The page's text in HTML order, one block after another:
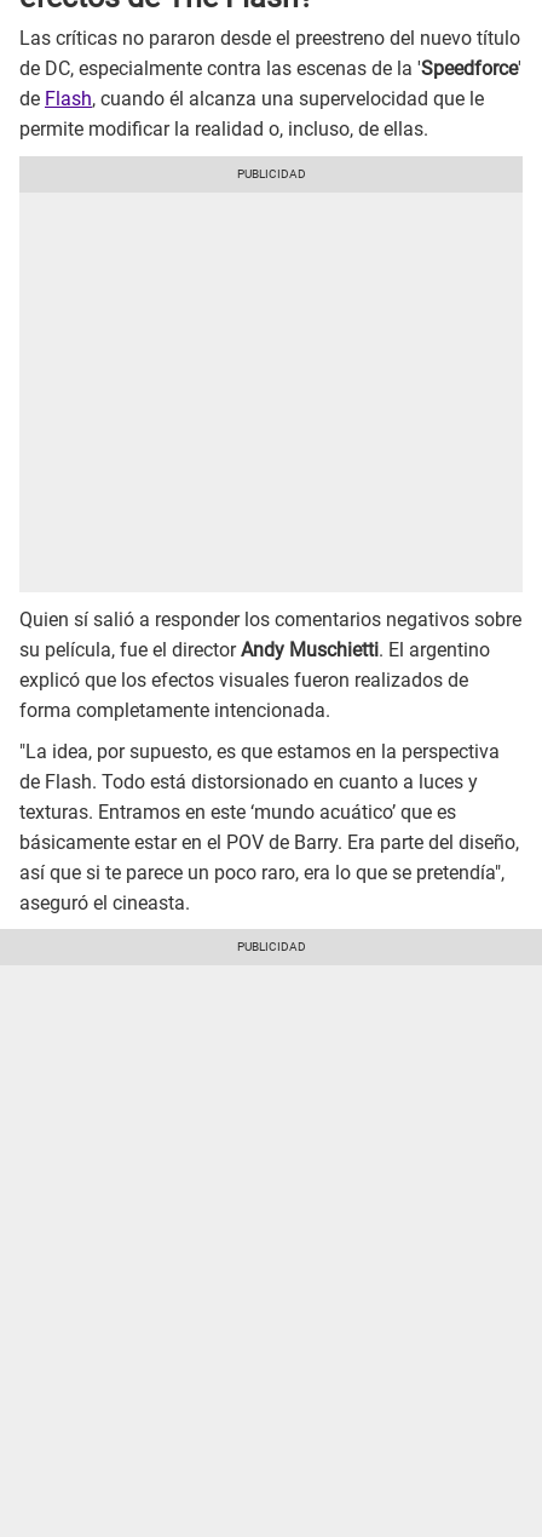
Las críticas no pararon desde el preestreno del nuevo título
de DC, especialmente contra las escenas de la 'Speedforce'
de Flash, cuando él alcanza una supervelocidad que le
permite modificar la realidad o, incluso, de ellas.
Quien sí salió a responder los comentarios negativos sobre
su película, fue el directorAndy Muschietti. El argentino
explicó que los efectos visuales fueron realizados de
forma completamente intencionada.
"La idea, por supuesto, es que estamos en la perspectiva
de Flash. Todo está distorsionado en cuanto a luces y
texturas. Entramos en este ‘mundo acuático’ que es
básicamente estar en el POV de Barry. Era parte del diseño,
así que si te parece un poco raro, era lo que se pretendía",
aseguró el cineasta.